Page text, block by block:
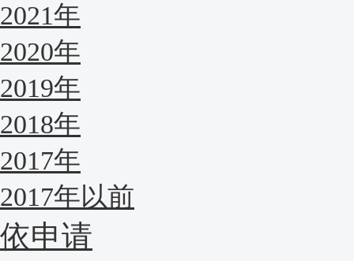
2021年
2020年
2019年
2018年
2017年
2017年以前
依申请